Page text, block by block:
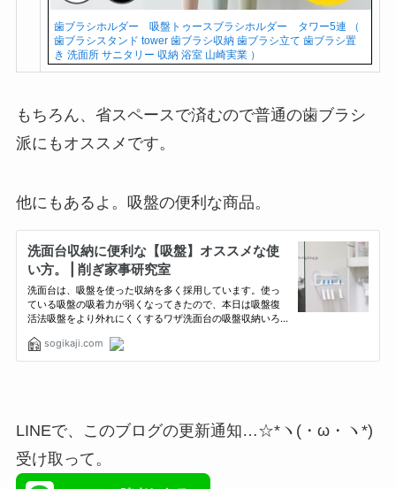
歯ブラシホルダー 吸盤トゥースブラシホルダー タワー5連 （
歯ブラシスタンド tower 歯ブラシ収納 歯ブラシ立て 歯ブラシ置
き 洗面所 サニタリー 収納 浴室 山崎実業 ）
もちろん、省スペースで済むので普通の歯ブラシ
派にもオススメです。
他にもあるよ。吸盤の便利な商品。
LINEで、このブログの更新通知…☆*ヽ(・ω・ヽ*)
受け取って。